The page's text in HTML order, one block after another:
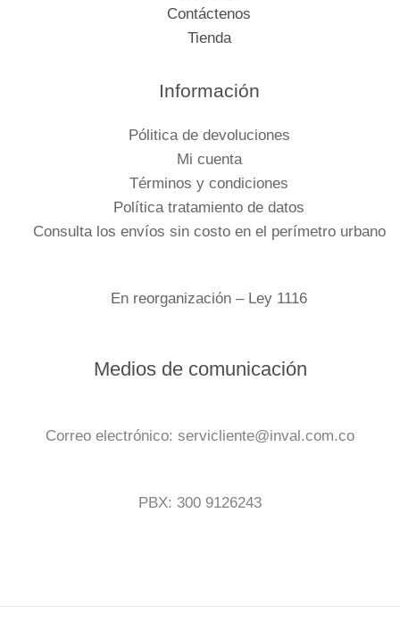
Contáctenos
Tienda
Información
Pólitica de devoluciones
Mi cuenta
Términos y condiciones
Política tratamiento de datos
Consulta los envíos sin costo en el perímetro urbano
En reorganización – Ley 1116
Medios de comunicación
Correo electrónico: servicliente@inval.com.co
PBX: 300 9126243